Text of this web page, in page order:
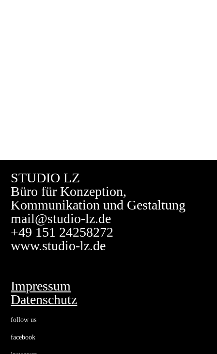
STUDIO LZ
Büro fürKonzeption,
Kommunikation und Gestaltung
mail@studio-lz.de
+49 151 24258272
www.studio-lz.de
Impressum
Datenschutz
follow us
facebook